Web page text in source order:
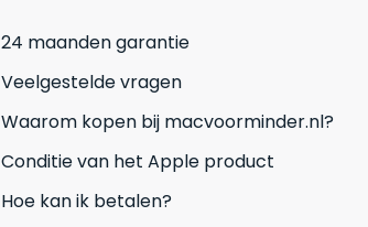
24 maanden garantie
Veelgestelde vragen
Waarom kopen bij macvoorminder.nl?
Conditie van het Apple product
Hoe kan ik betalen?